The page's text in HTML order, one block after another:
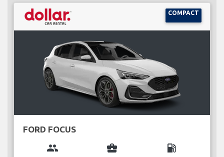
COMPACT
FORD FOCUS
group business_center local_gas_station